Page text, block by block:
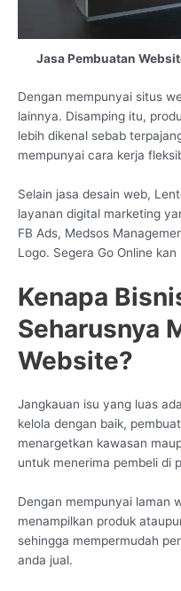
Jasa Pembuatan
Dengan mempunyai situs
lainnya. Disamping itu,
lebih dikenal sebab
mempunyai cara kerja
Selain jasa desain web,
layanan digital marketing
FB Ads, Medsos
Logo. Segera Go Online
Kenapa
Seharusnya
Website?
Jangkauan isu yang luas
kelola dengan baik,
menargetkan kawasan
untuk menerima pembeli di
Dengan mempunyai laman
menampilkan produk
sehingga mempermudah
anda jual.